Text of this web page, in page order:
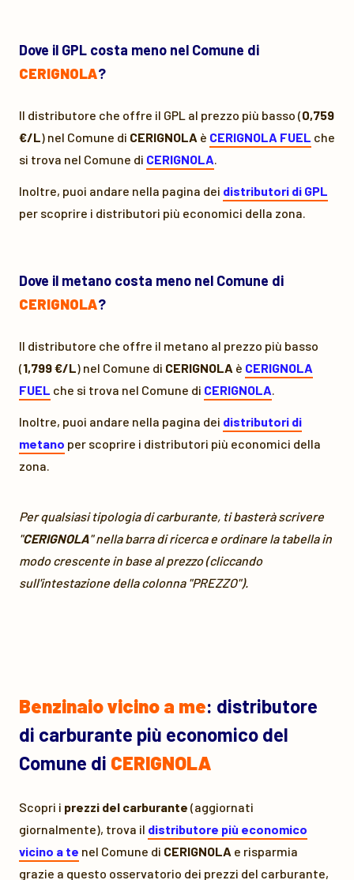
Dove il GPL costa meno nel Comune di
CERIGNOLA?
Il distributore che offre il GPL al prezzo più basso (0,759
€/L) nel Comune di CERIGNOLA è CERIGNOLA FUEL che
si trova nel Comune di CERIGNOLA.
Inoltre, puoi andare nella pagina dei distributori di GPL
per scoprire i distributori più economici della zona.
Dove il metano costa meno nel Comune di
CERIGNOLA?
Il distributore che offre il metano al prezzo più basso
(1,799 €/L) nel Comune di CERIGNOLA è CERIGNOLA
FUEL che si trova nel Comune di CERIGNOLA.
Inoltre, puoi andare nella pagina dei distributori di
metano per scoprire i distributori più economici della
zona.
Per qualsiasi tipologia di carburante, ti basterà scrivere
"CERIGNOLA" nella barra di ricerca e ordinare la tabella in
modo crescente in base al prezzo (cliccando
sull'intestazione della colonna "PREZZO").
Benzinaio vicino a me: distributore
di carburante più economico del
Comune di CERIGNOLA
Scopri i prezzi del carburante (aggiornati
giornalmente), trova il distributore più economico
vicino a te nel Comune di CERIGNOLA e risparmia
grazie a questo osservatorio dei prezzi del carburante,